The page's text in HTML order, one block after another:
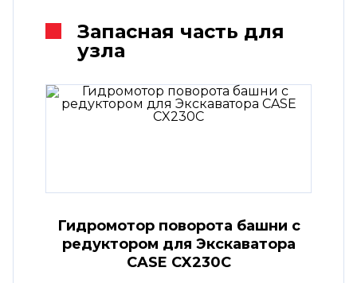
Запасная часть для
узла
Гидромотор поворота башни с
редуктором для Экскаватора
CASE CX230C